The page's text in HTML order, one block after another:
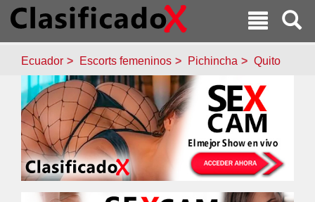
Ecuador Escorts femeninos Pichincha Quito